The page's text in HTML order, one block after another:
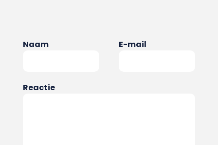
Naam E-mail
Reactie